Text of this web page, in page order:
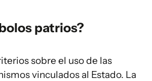
patrios?
sobre el uso de las
vinculados al Estado. La